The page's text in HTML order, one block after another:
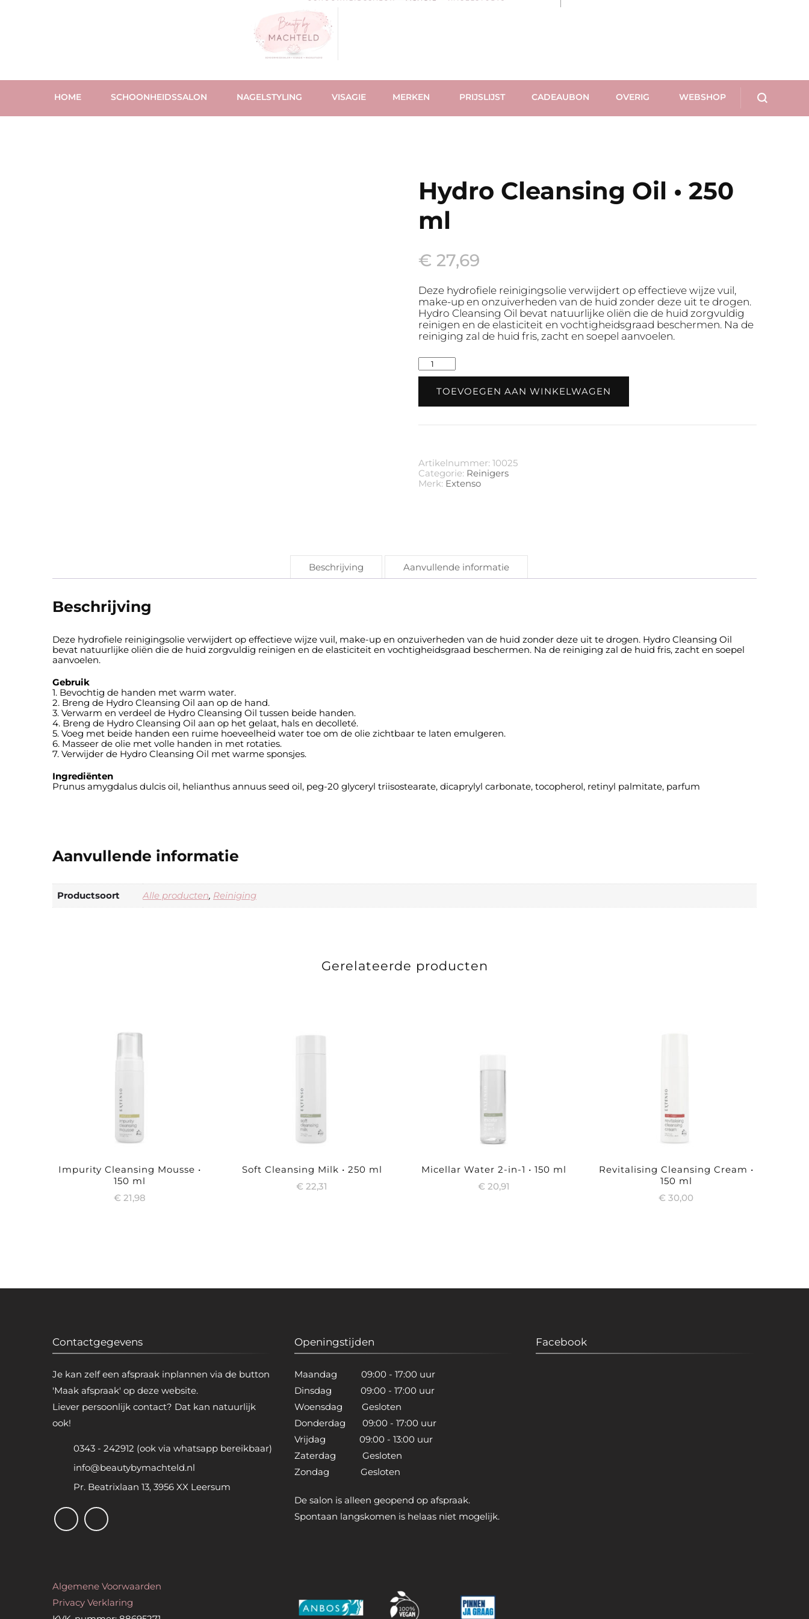
HOME SCHOONHEIDSSALON NAGELSTYLING VISAGIE MERKEN PRIJSLIJST CADEAUBON OVERIG WEBSHOP
Hydro Cleansing Oil • 250
ml
€ 27,69
Deze hydrofiele reinigingsolie verwijdert op effectieve wijze vuil,
make-up en onzuiverheden van de huid zonder deze uit te drogen.
Hydro Cleansing Oil bevat natuurlijke oliën die de huid zorgvuldig
reinigen en de elasticiteit en vochtigheidsgraad beschermen. Na de
reiniging zal de huid fris, zacht en soepel aanvoelen.
Hydro
Cleansing
250
TOEVOEGEN AAN WINKELWAGEN
Artikelnummer:10025
Categorie: Reinigers
Merk: Extenso
Beschrijving Aanvullende informatie
Beschrijving
Deze hydrofiele reinigingsolie verwijdert op effectieve wijze vuil, make-up en onzuiverheden van de huid zonder deze uit te drogen. Hydro Cleansing Oil
bevat natuurlijke oliën die de huid zorgvuldig reinigen en de elasticiteit en vochtigheidsgraad beschermen. Na de reiniging zal de huid fris, zacht en soepel
aanvoelen.
Gebruik
1. Bevochtig de handen met warm water.
2. Breng de Hydro Cleansing Oil aan op de hand.
3. Verwarm en verdeel de Hydro Cleansing Oil tussen beide handen.
4. Breng de Hydro Cleansing Oil aan op het gelaat, hals en decolleté.
5. Voeg met beide handen een ruime hoeveelheid water toe om de olie zichtbaar te laten emulgeren.
6. Masseer de olie met volle handen in met rotaties.
7. Verwijder de Hydro Cleansing Oil met warme sponsjes.
Ingrediënten
Prunus amygdalus dulcis oil, helianthus annuus seed oil, peg-20 glyceryl triisostearate, dicaprylyl carbonate, tocopherol, retinyl palmitate, parfum
Aanvullende informatie
Productsoort Alle producten, Reiniging
Gerelateerde producten
Impurity Cleansing Mousse •
150 ml
€ 21,98
Soft Cleansing Milk • 250 ml
€ 22,31
Micellar Water 2-in-1 • 150 ml
€ 20,91
Revitalising Cleansing Cream •
150 ml
€ 30,00
Contactgegevens
Je kan zelf een afspraak inplannen via de button
'Maak afspraak' op deze website.
Liever persoonlijk contact? Dat kan natuurlijk
ook!
0343 - 242912 (ook via whatsapp bereikbaar)
info@beautybymachteld.nl
Pr. Beatrixlaan 13, 3956 XX Leersum
Algemene Voorwaarden
Privacy Verklaring
Openingstijden
Maandag 09:00 - 17:00 uur
Dinsdag 09:00 - 17:00 uur
Woensdag Gesloten
Donderdag 09:00 - 17:00 uur
Vrijdag 09:00 - 13:00 uur
Zaterdag Gesloten
Zondag Gesloten
De salon is alleen geopend op afspraak.
Spontaan langskomen is helaas niet mogelijk.
Facebook